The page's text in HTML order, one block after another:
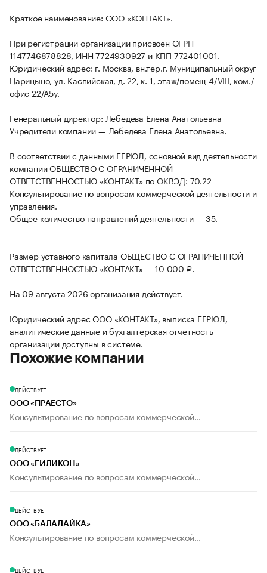
Краткое наименование: ООО «КОНТАКТ».
При регистрации организации присвоен ОГРН
1147746878828, ИНН 7724930927 и КПП 772401001.
Юридический адрес: г. Москва, вн.тер.г. Муниципальный округ
Царицыно, ул. Каспийская, д. 22, к. 1, этаж/помещ 4/VIII, ком./
офис 22/А5у.
Генеральный директор: Лебедева Елена Анатольевна
Учредители компании — Лебедева Елена Анатольевна.
В соответствии с данными ЕГРЮЛ, основной вид деятельности
компании ОБЩЕСТВО С ОГРАНИЧЕННОЙ
ОТВЕТСТВЕННОСТЬЮ «КОНТАКТ» по ОКВЭД: 70.22
Консультирование по вопросам коммерческой деятельности и
управления.
Общее количество направлений деятельности — 35.
Размер уставного капитала ОБЩЕСТВО С ОГРАНИЧЕННОЙ
ОТВЕТСТВЕННОСТЬЮ «КОНТАКТ» — 10 000 ₽.
На 09 августа 2026 организация действует.
Юридический адрес ООО «КОНТАКТ», выписка ЕГРЮЛ,
аналитические данные и бухгалтерская отчетность
организации доступны в системе.
Похожие компании
ДЕЙСТВУЕТ
ООО «ПРАЕСТО»
Консультирование по вопросам коммерческой...
ДЕЙСТВУЕТ
ООО «ГИЛИКОН»
Консультирование по вопросам коммерческой...
ДЕЙСТВУЕТ
ООО «БАЛАЛАЙКА»
Консультирование по вопросам коммерческой...
ДЕЙСТВУЕТ